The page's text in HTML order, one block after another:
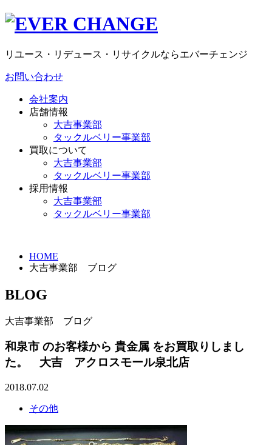
リユース・リデュース・リサイクルならエバーチェンジ
お問い合わせ
会社案内
店舗情報
大吉事業部
タックルベリー事業部
買取について
大吉事業部
タックルベリー事業部
採用情報
大吉事業部
タックルベリー事業部
HOME
大吉事業部 ブログ
BLOG
大吉事業部 ブログ
和泉市 のお客様から 貴金属 をお買取りしまし
た。 大吉 アクロスモール泉北店
2018.07.02
その他